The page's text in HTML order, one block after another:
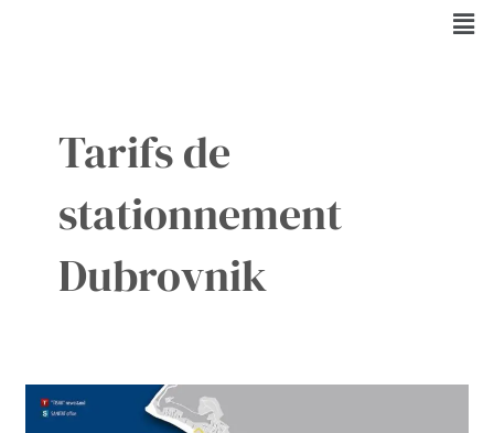
Tarifs de
stationnement
Dubrovnik
Où
garer